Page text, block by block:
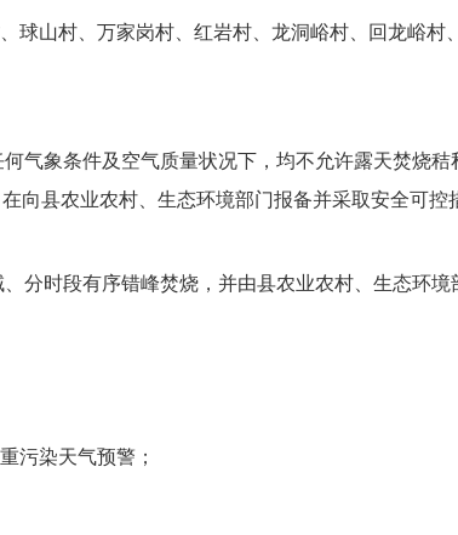
山村、万家岗村、红岩村、龙洞峪村、回龙峪村
气象条件及空气质量状况下，均不允许露天焚烧
向县农业农村、生态环境部门报备并采取安全可控
分时段有序错峰焚烧，并由县农业农村、生态环境
污染天气预警；